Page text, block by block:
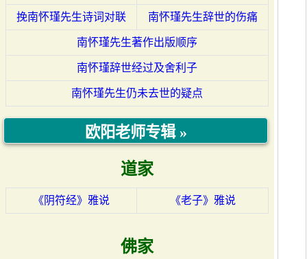
挽南怀瑾先生诗词对联 南怀瑾先生辞世的伤痛
南怀瑾先生著作出版顺序
南怀瑾辞世经过及舍利子
南怀瑾先生仍未去世的疑点
欧阳老师专辑 »
道家
《阴符经》雅说 《老子》雅说
佛家